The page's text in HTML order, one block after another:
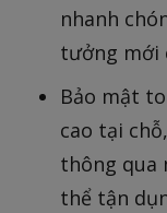
nhanh
tưởng mới
Bảo mật
cao tại
thông qua
thể tận